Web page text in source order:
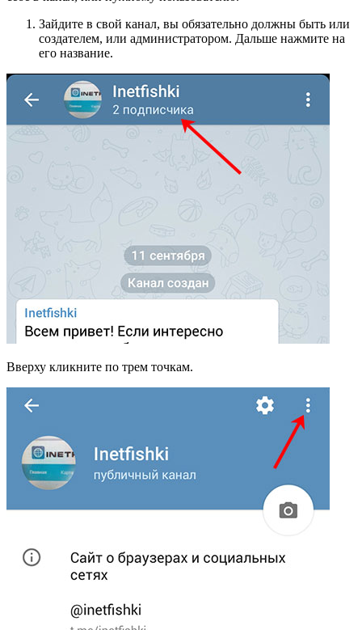
Зайдите в свой канал, вы обязательно должны быть или
создателем, или администратором. Дальше нажмите на
его название.
Вверху кликните по трем точкам.